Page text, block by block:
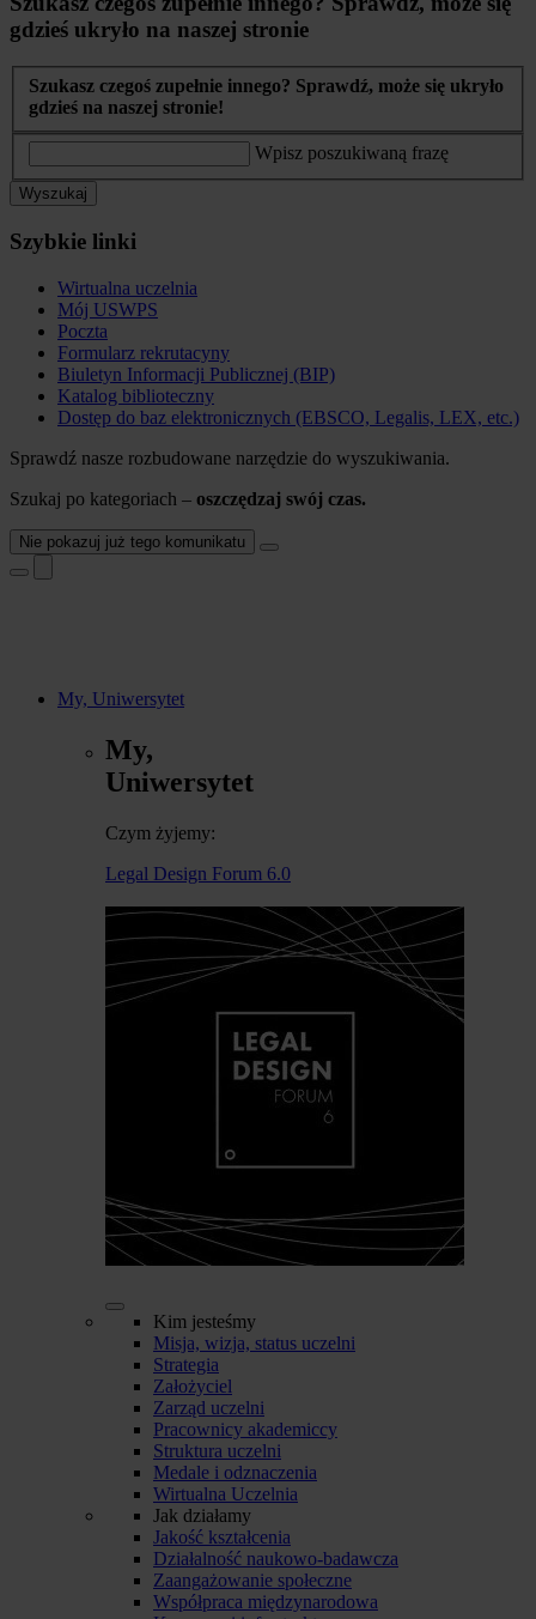
gdzieś ukryło na naszej stronie
Szukasz czegoś zupełnie innego? Sprawdź, może się ukryło
gdzieś na naszej stronie!
Wpisz poszukiwaną frazę
Wyszukaj
Szybkie linki
Wirtualna uczelnia
Mój USWPS
Poczta
Formularz rekrutacyny
Biuletyn Informacji Publicznej (BIP)
Katalog biblioteczny
Dostęp do baz elektronicznych (EBSCO, Legalis, LEX, etc.)
Sprawdź nasze rozbudowane narzędzie do wyszukiwania.
Szukaj po kategoriach – oszczędzaj swój czas.
Nie pokazuj już tego komunikatu
My, Uniwersytet
My,
Uniwersytet
Czym żyjemy:
Legal Design Forum 6.0
Kim jesteśmy
Misja, wizja, status uczelni
Strategia
Założyciel
Zarząd uczelni
Pracownicy akademiccy
Struktura uczelni
Medale i odznaczenia
Wirtualna Uczelnia
Jak działamy
Jakość kształcenia
Działalność naukowo-badawcza
Zaangażowanie społeczne
Współpraca międzynarodowa